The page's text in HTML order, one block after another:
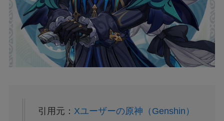
引用元： Xユーザーの原神（Genshin）